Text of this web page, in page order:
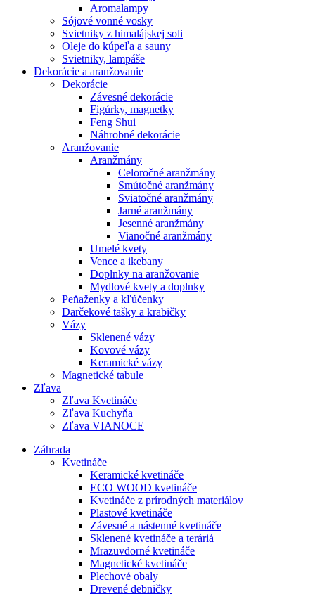
Aromalampy
Sójové vonné vosky
Svietniky z himalájskej soli
Oleje do kúpeľa a sauny
Svietniky, lampáše
Dekorácie a aranžovanie
Dekorácie
Závesné dekorácie
Figúrky, magnetky
Feng Shui
Náhrobné dekorácie
Aranžovanie
Aranžmány
Celoročné aranžmány
Smútočné aranžmány
Sviatočné aranžmány
Jarné aranžmány
Jesenné aranžmány
Vianočné aranžmány
Umelé kvety
Vence a ikebany
Doplnky na aranžovanie
Mydlové kvety a doplnky
Peňaženky a kľúčenky
Darčekové tašky a krabičky
Vázy
Sklenené vázy
Kovové vázy
Keramické vázy
Magnetické tabule
Zľava
Zľava Kvetináče
Zľava Kuchyňa
Zľava VIANOCE
Záhrada
Kvetináče
Keramické kvetináče
ECO WOOD kvetináče
Kvetináče z prírodných materiálov
Plastové kvetináče
Závesné a nástenné kvetináče
Sklenené kvetináče a teráriá
Mrazuvdorné kvetináče
Magnetické kvetináče
Plechové obaly
Drevené debničky